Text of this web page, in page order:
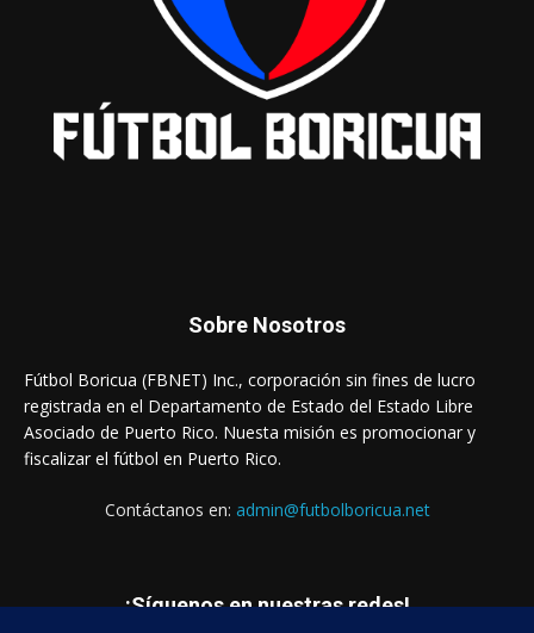
Sobre Nosotros
Fútbol Boricua (FBNET) Inc., corporación sin fines de lucro
registrada en el Departamento de Estado del Estado Libre
Asociado de Puerto Rico. Nuesta misión es promocionar y
fiscalizar el fútbol en Puerto Rico.
Contáctanos en: admin@futbolboricua.net
¡Síguenos en nuestras redes!